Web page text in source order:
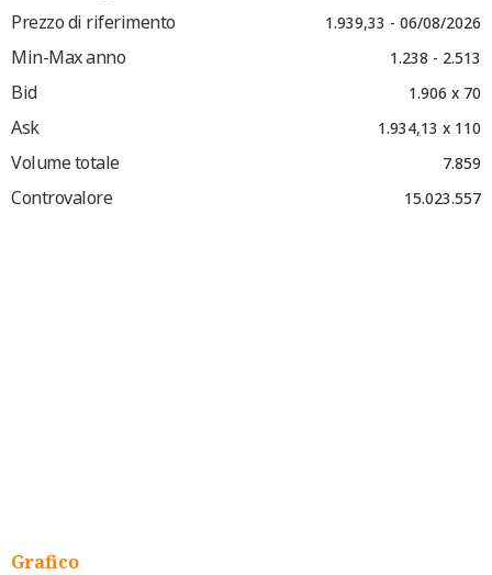
Prezzo di riferimento 1.939,33 - 06/08/2026
Min-Max anno 1.238 - 2.513
Bid 1.906 x 70
Ask 1.934,13 x 110
Volume totale 7.859
Controvalore 15.023.557
Grafico